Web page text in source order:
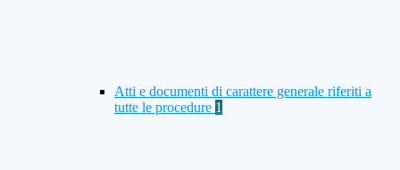
Atti e documenti di carattere generale riferiti a
tutte le procedure 1